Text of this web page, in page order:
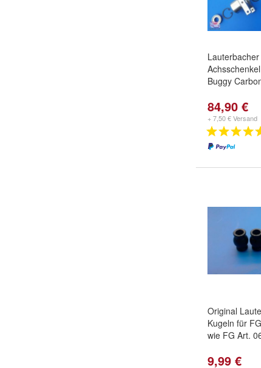
Lauterbacher
Buggy
84,90 €
+ 7,50 € Versand
Original
Kugeln für
wie FG Art.
9,99 €